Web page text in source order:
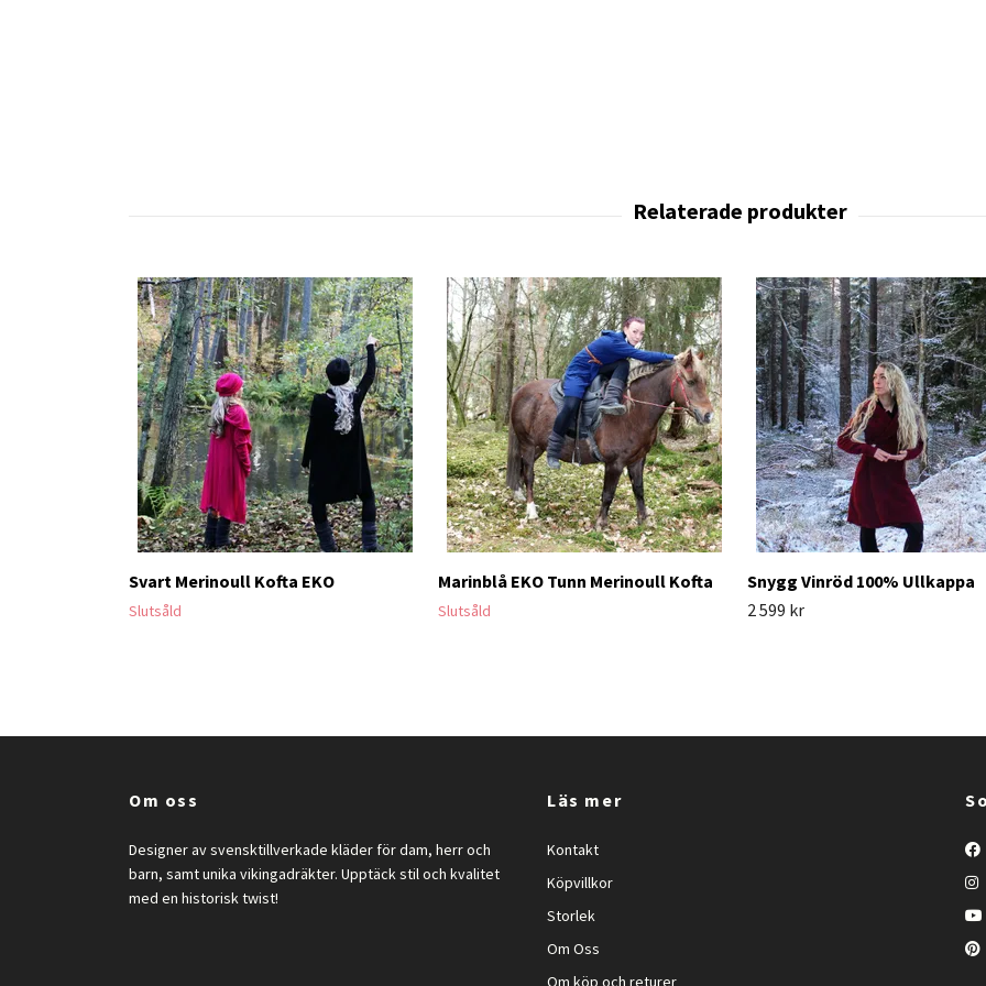
Svart Merinoull Kofta EKO
Slutsåld
Marinblå EKO Tunn Merinoull Kofta
Slutsåld
Snygg Vinröd 100% Ullkappa
2 599 kr
Om oss
Designer av svensktillverkade kläder för dam, herr och
barn, samt unika vikingadräkter. Upptäck stil och kvalitet
med en historisk twist!
Läs mer
Kontakt
Köpvillkor
Storlek
Om Oss
Om köp och returer